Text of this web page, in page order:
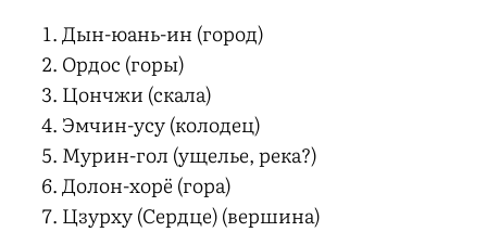
Дын-юань-ин (город)
Ордос (горы)
Цончжи (скала)
Эмчин-усу (колодец)
Мурин-гол (ущелье, река?)
Долон-хорё (гора)
Цзурху (Сердце) (вершина)